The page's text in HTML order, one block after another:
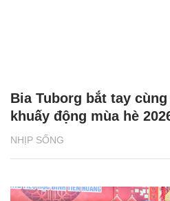
NHỊP SỐNG
Bia Tuborg bắt tay
khuấy động mùa hè